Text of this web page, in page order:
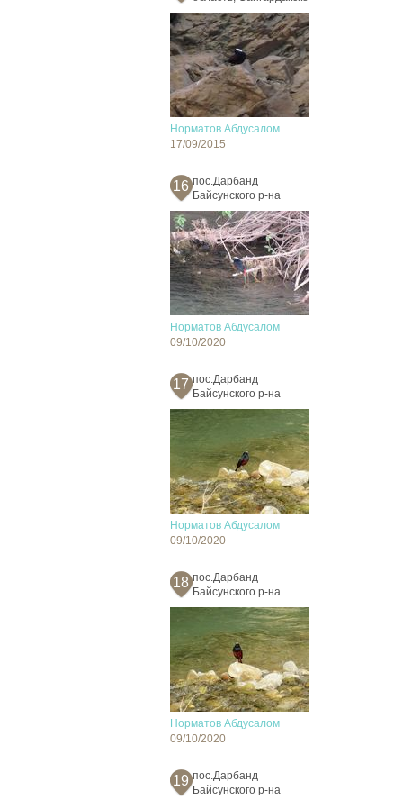
Норматов Абдусалом
17/09/2015
16 пос.Дарбанд
Байсунского р-на
Норматов Абдусалом
09/10/2020
17 пос.Дарбанд
Байсунского р-на
Норматов Абдусалом
09/10/2020
18 пос.Дарбанд
Байсунского р-на
Норматов Абдусалом
09/10/2020
19 пос.Дарбанд
Байсунского р-на